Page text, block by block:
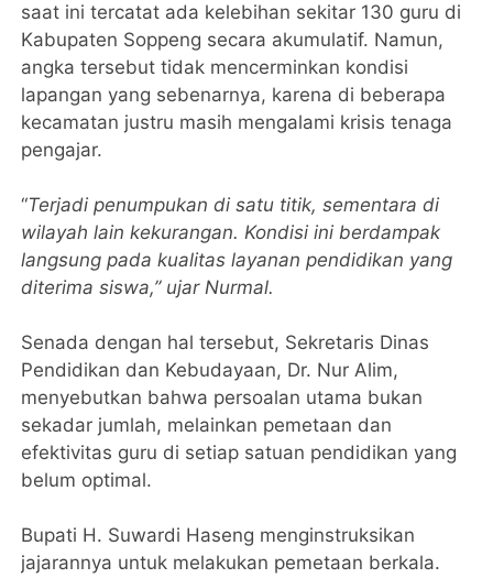
saat ini tercatat ada kelebihan sekitar 130 guru di
Kabupaten Soppeng secara akumulatif. Namun,
angka tersebut tidak mencerminkan kondisi
lapangan yang sebenarnya, karena di beberapa
kecamatan justru masih mengalami krisis tenaga
pengajar.
“Terjadi penumpukan di satu titik, sementara di
wilayah lain kekurangan. Kondisi ini berdampak
langsung pada kualitas layanan pendidikan yang
diterima siswa,” ujar Nurmal.
Senada dengan hal tersebut, Sekretaris Dinas
Pendidikan dan Kebudayaan, Dr. Nur Alim,
menyebutkan bahwa persoalan utama bukan
sekadar jumlah, melainkan pemetaan dan
efektivitas guru di setiap satuan pendidikan yang
belum optimal.
Bupati H. Suwardi Haseng menginstruksikan
jajarannya untuk melakukan pemetaan berkala.